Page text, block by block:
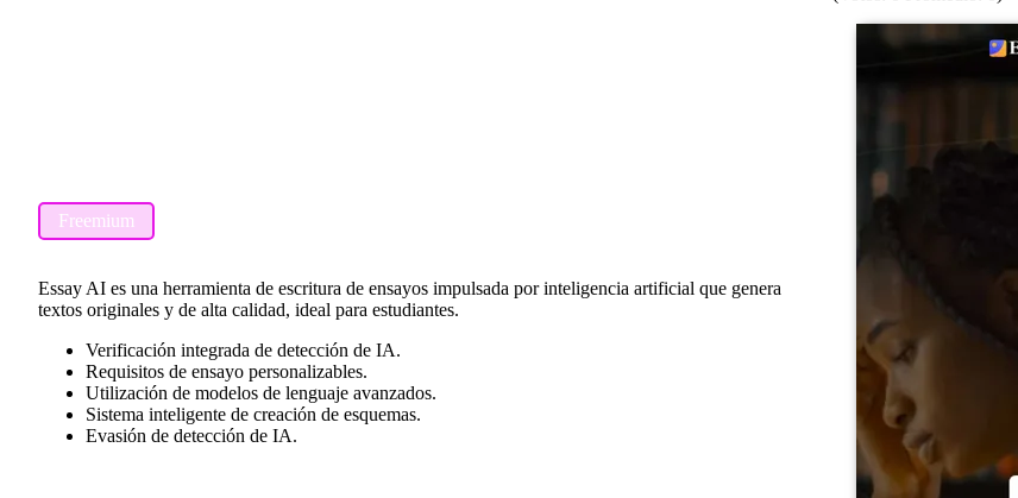
Freemium
Essay AI es una herramienta de escritura de ensayos impulsada por inteligencia artificial que genera
textos originales y de alta calidad, ideal para estudiantes.
Verificación integrada de detección de IA.
Requisitos de ensayo personalizables.
Utilización de modelos de lenguaje avanzados.
Sistema inteligente de creación de esquemas.
Evasión de detección de IA.